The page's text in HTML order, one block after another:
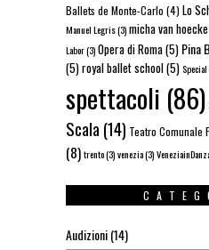
Ballets de Monte-Carlo (4) Lo
Manuel Legris(3)micha van hoecke
Labor(3)Opera di Roma(5) Pina
(5)royal ballet school(5)
spettacoli (86)
Scala (14) Teatro Comunale
(8)trento(3)venezia(3)
Audizioni(14)